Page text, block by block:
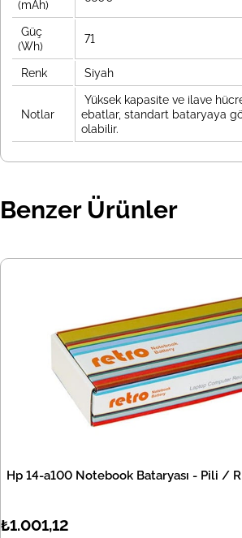
(mAh)
Güç
(Wh)
71
Renk Siyah
Notlar
Yüksek kapasite ve ilave
ebatlar, standart bataryaya
olabilir.
Benzer Ürünler
Hp 14-a100 Notebook Bataryası - Pili /
₺1.001,12